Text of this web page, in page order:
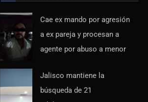
Cae ex mando por agresión
a ex pareja y procesan a
agente por abuso a menor
Jalisco mantiene la
búsqueda de 21